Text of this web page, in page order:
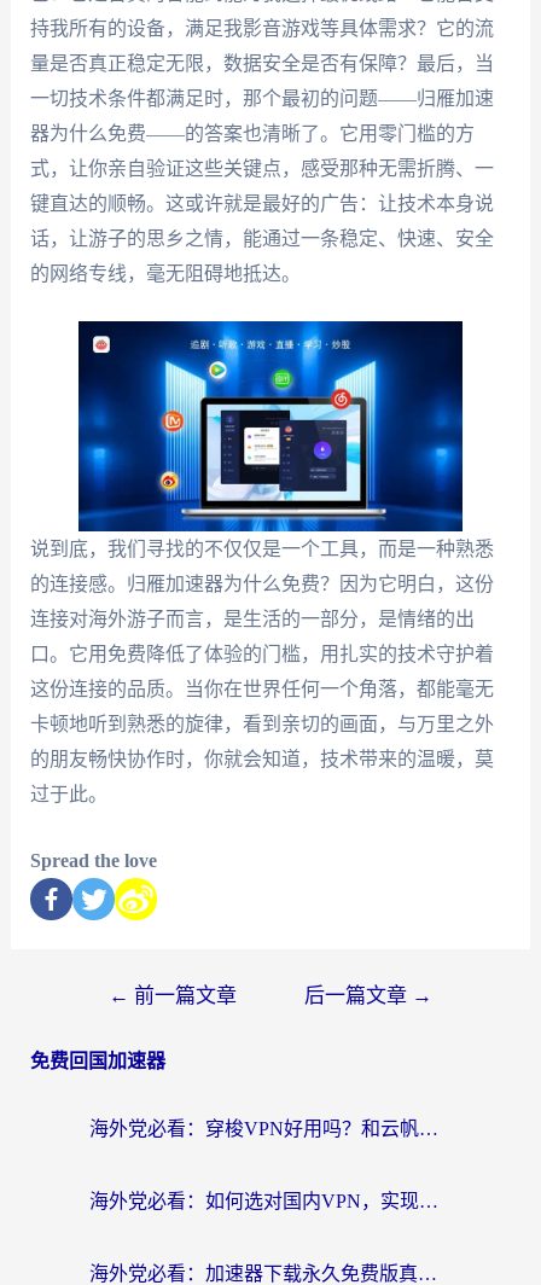
持我所有的设备，满足我影音游戏等具体需求？它的流
量是否真正稳定无限，数据安全是否有保障？最后，当
一切技术条件都满足时，那个最初的问题——归雁加速
器为什么免费——的答案也清晰了。它用零门槛的方
式，让你亲自验证这些关键点，感受那种无需折腾、一
键直达的顺畅。这或许就是最好的广告：让技术本身说
话，让游子的思乡之情，能通过一条稳定、快速、安全
的网络专线，毫无阻碍地抵达。
说到底，我们寻找的不仅仅是一个工具，而是一种熟悉
的连接感。归雁加速器为什么免费？因为它明白，这份
连接对海外游子而言，是生活的一部分，是情绪的出
口。它用免费降低了体验的门槛，用扎实的技术守护着
这份连接的品质。当你在世界任何一个角落，都能毫无
卡顿地听到熟悉的旋律，看到亲切的画面，与万里之外
的朋友畅快协作时，你就会知道，技术带来的温暖，莫
过于此。
Spread the love
← 前一篇文章 后一篇文章 →
免费回国加速器
海外党必看：穿梭VPN好用吗？和云帆VPN对比哪个回国效果更好？附真实测评+避坑指南
海外党必看：如何选对国内VPN，实现无缝访问国内资源？
海外党必看：加速器下载永久免费版真的存在吗？教你无缝访问国内资源的正确姿势